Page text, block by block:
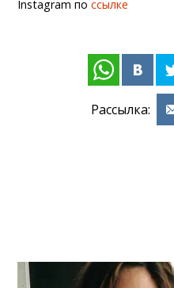
Instagram поссылке
Рассылка: